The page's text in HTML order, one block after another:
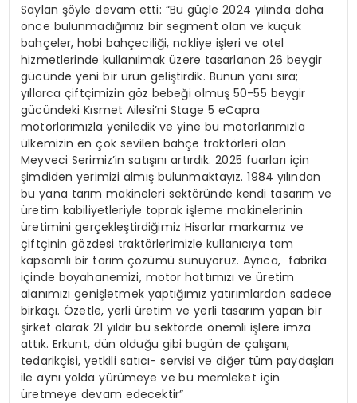
Saylan şöyle devam etti: “Bu güçle 2024 yılında daha
önce bulunmadığımız bir segment olan ve küçük
bahçeler, hobi bahçeciliği, nakliye işleri ve otel
hizmetlerinde kullanılmak üzere tasarlanan 26 beygir
gücünde yeni bir ürün geliştirdik. Bunun yanı sıra;
yıllarca çiftçimizin göz bebeği olmuş 50-55 beygir
gücündeki Kısmet Ailesi’ni Stage 5 eCapra
motorlarımızla yeniledik ve yine bu motorlarımızla
ülkemizin en çok sevilen bahçe traktörleri olan
Meyveci Serimiz’in satışını artırdık. 2025 fuarları için
şimdiden yerimizi almış bulunmaktayız. 1984 yılından
bu yana tarım makineleri sektöründe kendi tasarım ve
üretim kabiliyetleriyle toprak işleme makinelerinin
üretimini gerçekleştirdiğimiz Hisarlar markamız ve
çiftçinin gözdesi traktörlerimizle kullanıcıya tam
kapsamlı bir tarım çözümü sunuyoruz. Ayrıca, fabrika
içinde boyahanemizi, motor hattımızı ve üretim
alanımızı genişletmek yaptığımız yatırımlardan sadece
birkaçı. Özetle, yerli üretim ve yerli tasarım yapan bir
şirket olarak 21 yıldır bu sektörde önemli işlere imza
attık. Erkunt, dün olduğu gibi bugün de çalışanı,
tedarikçisi, yetkili satıcı- servisi ve diğer tüm paydaşları
ile aynı yolda yürümeye ve bu memleket için
üretmeye devam edecektir”